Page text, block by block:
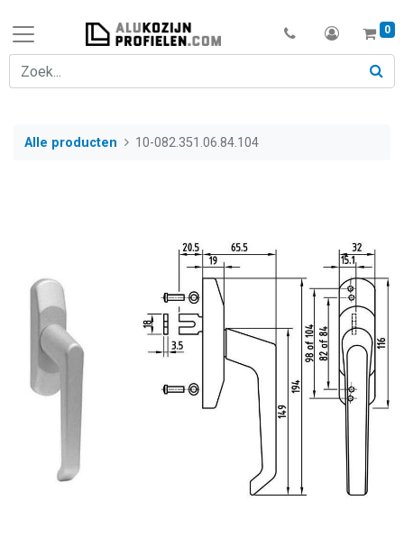
0
Alle producten 10-082.351.06.84.104